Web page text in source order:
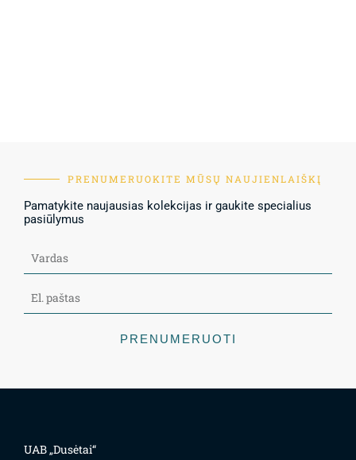
PRENUMERUOKITE MŪSŲ NAUJIENLAIŠKĮ
Pamatykite naujausias kolekcijas ir gaukite specialius
pasiūlymus
PRENUMERUOTI
UAB „Dusėtai“